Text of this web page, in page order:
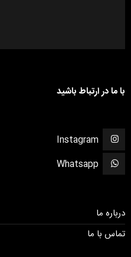
با ما در ارتباط باشید
Instagram
Whatsapp
درباره ما
تماس با ما